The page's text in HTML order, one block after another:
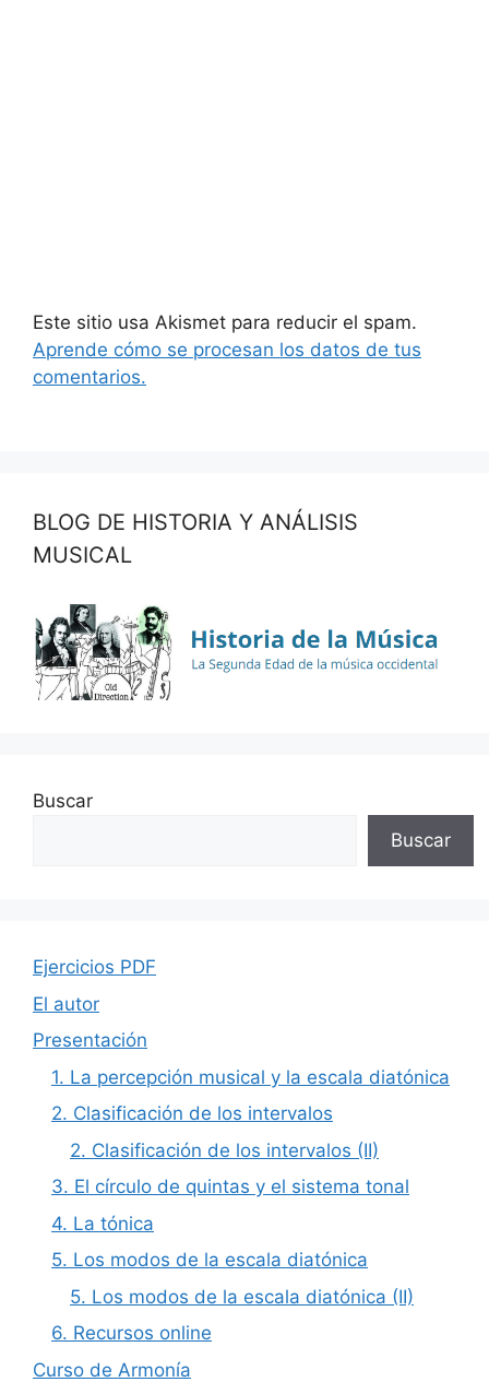
Este sitio usa Akismet para reducir el spam.
Aprende cómo se procesan los datos de tus
comentarios.
BLOG DE HISTORIA Y ANÁLISIS
MUSICAL
Buscar
Buscar
Ejercicios PDF
El autor
Presentación
1. La percepción musical y la escala diatónica
2. Clasificación de los intervalos
2. Clasificación de los intervalos (II)
3. El círculo de quintas y el sistema tonal
4. La tónica
5. Los modos de la escala diatónica
5. Los modos de la escala diatónica (II)
6. Recursos online
Curso de Armonía